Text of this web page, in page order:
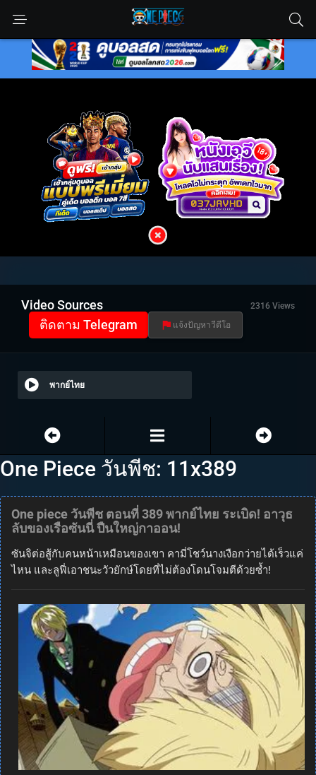
Video Sources 2316 Views
ติดตาม Telegram แจ้งปัญหาวีดีโอ
พากย์ไทย
One Piece วันพีช: 11x389
One piece วันพีช ตอนที่ 389 พากย์ไทย ระเบิด! อาวุธ
ลับของเรือซันนี่ ปืนใหญ่กาออน!
ซันจิต่อสู้กับคนหน้าเหมือนของเขา คามี่โชว์นางเงือกว่ายได้เร็วแค่
ไหน และลูฟี่เอาชนะวัวยักษ์โดยที่ไม่ต้องโดนโจมตีด้วยซ้ำ!